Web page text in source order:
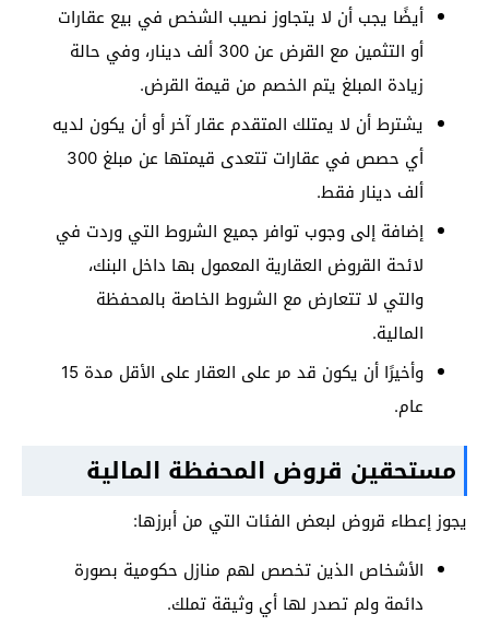
أيضًا يجب أن لا يتجاوز نصيب الشخص في بيع عقارات
أو التثمين مع القرض عن 300 ألف دينار، وفي حالة
زيادة المبلغ يتم الخصم من قيمة القرض.
يشترط أن لا يمتلك المتقدم عقار آخر أو أن يكون لديه
أي حصص في عقارات تتعدى قيمتها عن مبلغ 300
ألف دينار فقط.
إضافة إلى وجوب توافر جميع الشروط التي وردت في
لائحة القروض العقارية المعمول بها داخل البنك،
والتي لا تتعارض مع الشروط الخاصة بالمحفظة
المالية.
وأخيرًا أن يكون قد مر على العقار على الأقل مدة 15
عام.
مستحقين قروض المحفظة المالية
يجوز إعطاء قروض لبعض الفئات التي من أبرزها:
الأشخاص الذين تخصص لهم منازل حكومية بصورة
دائمة ولم تصدر لها أي وثيقة تملك.